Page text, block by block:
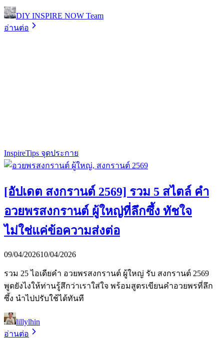
DIY INSPIRE NOW Team
อ่านต่อ
InspireTips จุดประกาย
[อัปเดต สงกรานต์ 2569] รวม 5 สไตล์ คำ
อวยพรสงกรานต์ ผู้ใหญ่ที่ลึกซึ้ง ทัชใจ
ไม่ใช่แค่ข้อความส่งต่อ
09/04/202610/04/2026
รวม 25 ไอเดียคำ อวยพรสงกรานต์ ผู้ใหญ่ รับ สงกรานต์ 2569
พูดยังไงให้ท่านรู้สึกว่าเราใส่ใจ พร้อมสูตรเขียนคำอวยพรที่ลึก
ซึ้ง นำไปปรับใช้ได้ทันที
lillylhin
อ่านต่อ